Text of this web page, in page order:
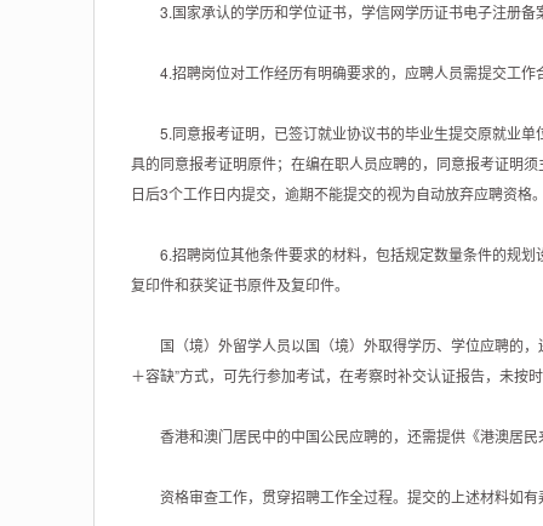
3.国家承认的学历和学位证书，学信网学历证书电子注册备
4.招聘岗位对工作经历有明确要求的，应聘人员需提交工作
5.同意报考证明，已签订就业协议书的毕业生提交原就业单
具的同意报考证明原件；在编在职人员应聘的，同意报考证明
日后3个工作日内提交，逾期不能提交的视为自动放弃应聘资格
6.招聘岗位其他条件要求的材料，包括规定数量条件的规划
复印件和获奖证书原件及复印件。
国（境）外留学人员以国（境）外取得学历、学位应聘的，
＋容缺”方式，可先行参加考试，在考察时补交认证报告，未按
香港和澳门居民中的中国公民应聘的，还需提供《港澳居民
资格审查工作，贯穿招聘工作全过程。提交的上述材料如有